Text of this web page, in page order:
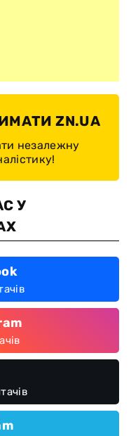
ZN.UA
незалежну
У